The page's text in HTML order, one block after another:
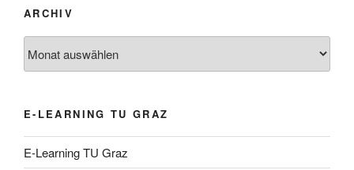
ARCHIV
E-LEARNING TU GRAZ
E-Learning TU Graz